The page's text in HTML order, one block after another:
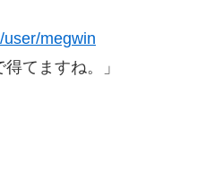
megwin
てますね。」